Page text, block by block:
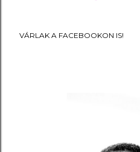
VÁRLAK A FACEBOOKON IS!